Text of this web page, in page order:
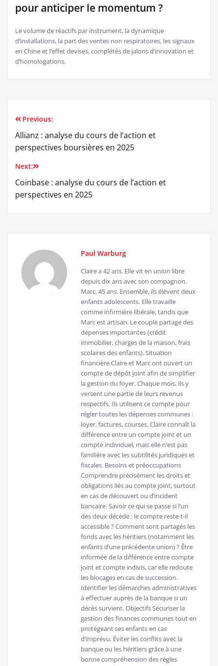
pour anticiper le momentum ?
Le volume de réactifs par instrument, la dynamique
d’installations, la part des ventes non respiratoires, les signaux
en Chine et l’effet devises, complétés de jalons d’innovation et
d’homologations.
Navigation
de
l’article
Previous:
Allianz : analyse du cours de l’action et
perspectives boursières en 2025
Next:
Coinbase : analyse du cours de l’action et
perspectives en 2025
Paul Warburg
Claire a 42 ans. Elle vit en union libre
depuis dix ans avec son compagnon,
Marc, 45 ans. Ensemble, ils élèvent deux
enfants adolescents. Elle travaille
comme infirmière libérale, tandis que
Marc est artisan. Le couple partage des
dépenses importantes (crédit
immobilier, charges de la maison, frais
scolaires des enfants). Situation
financière Claire et Marc ont ouvert un
compte de dépôt joint afin de simplifier
la gestion du foyer. Chaque mois, ils y
versent une partie de leurs revenus
respectifs. Ils utilisent ce compte pour
régler toutes les dépenses communes :
loyer, factures, courses. Claire connaît la
différence entre un compte joint et un
compte individuel, mais elle n’est pas
familière avec les subtilités juridiques et
fiscales. Besoins et préoccupations
Comprendre précisément les droits et
obligations liés au compte joint, surtout
en cas de découvert ou d’incident
bancaire. Savoir ce qui se passe si l’un
des deux décède : le compte reste-t-il
accessible ? Comment sont partagés les
fonds avec les héritiers (notamment les
enfants d’une précédente union) ? Être
informée de la différence entre compte
joint et compte indivis, car elle redoute
les blocages en cas de succession.
Identifier les démarches administratives
à effectuer auprès de la banque si un
décès survient. Objectifs Sécuriser la
gestion des finances communes tout en
protégeant ses enfants en cas
d’imprévu. Éviter les conflits avec la
banque ou les héritiers grâce à une
bonne compréhension des règles